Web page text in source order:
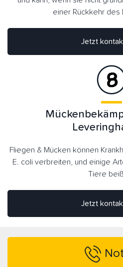
einer Rückkehr des
Jetzt
Jetzt
Fliegen & Mücken können
E. coli verbreiten, und einige
Tiere